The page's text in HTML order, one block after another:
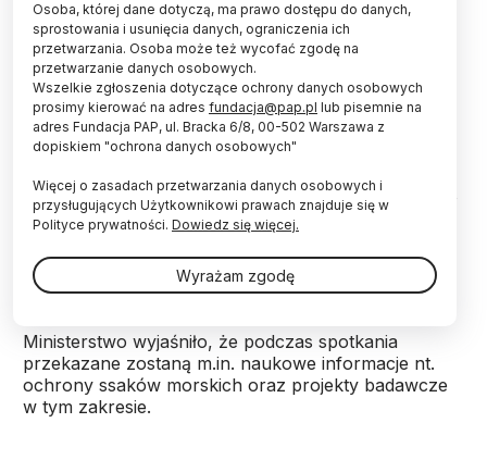
tematem rozpoczętego we wtorek w Warszawie
20. Posiedzenia Porozumienia ASCOBANS.
Spotkanie z udziałem m.in. naukowców będzie
trwało trzy dni.
Jak podkreślił cytowany na stronie resortu
Przyrody Janusz Zaleski, uczestnicy spotkania będą
chcieli wypracować skuteczne metody ochrony
waleni na obszarze mórz północnej Europy. Dodał,
że Polska dzięki uczestnictwu w porozumieniu ma
lepszą możliwość ochrony morświnów.
Ministerstwo wyjaśniło, że podczas spotkania
przekazane zostaną m.in. naukowe informacje nt.
ochrony ssaków morskich oraz projekty badawcze
w tym zakresie.
Osoba, której dane dotyczą, ma prawo dostępu do danych,
sprostowania i usunięcia danych, ograniczenia ich
przetwarzania. Osoba może też wycofać zgodę na
przetwarzanie danych osobowych.
Wszelkie zgłoszenia dotyczące ochrony danych osobowych
prosimy kierować na adres fundacja@pap.pl lub pisemnie na
adres Fundacja PAP, ul. Bracka 6/8, 00-502 Warszawa z
dopiskiem "ochrona danych osobowych"
Więcej o zasadach przetwarzania danych osobowych i
przysługujących Użytkownikowi prawach znajduje się w
Polityce prywatności. Dowiedz się więcej.
Wyrażam zgodę